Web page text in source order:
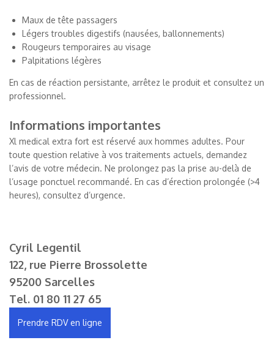
Maux de tête passagers
Légers troubles digestifs (nausées, ballonnements)
Rougeurs temporaires au visage
Palpitations légères
En cas de réaction persistante, arrêtez le produit et consultez un
professionnel.
Informations importantes
Xl medical extra fort est réservé aux hommes adultes. Pour
toute question relative à vos traitements actuels, demandez
l’avis de votre médecin. Ne prolongez pas la prise au-delà de
l’usage ponctuel recommandé. En cas d’érection prolongée (>4
heures), consultez d’urgence.
Cyril Legentil
122, rue Pierre Brossolette
95200 Sarcelles
Tel. 01 80 11 27 65
Prendre RDV en ligne